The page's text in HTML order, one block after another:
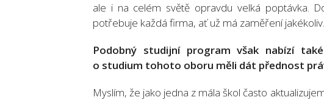
ale i na celém světě opravdu velká poptávka.
potřebuje každá firma, ať už má zaměření jakékoliv.
Podobný studijní program však nabízí
o studium tohoto oboru měli dát přednost
Myslím, že jako jedna z mála škol často